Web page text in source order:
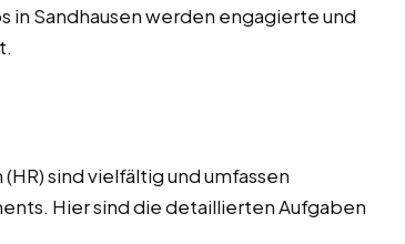
Sandhausen werden engagierte und
sind vielfältig und umfassen
Hier sind die detaillierten Aufgaben